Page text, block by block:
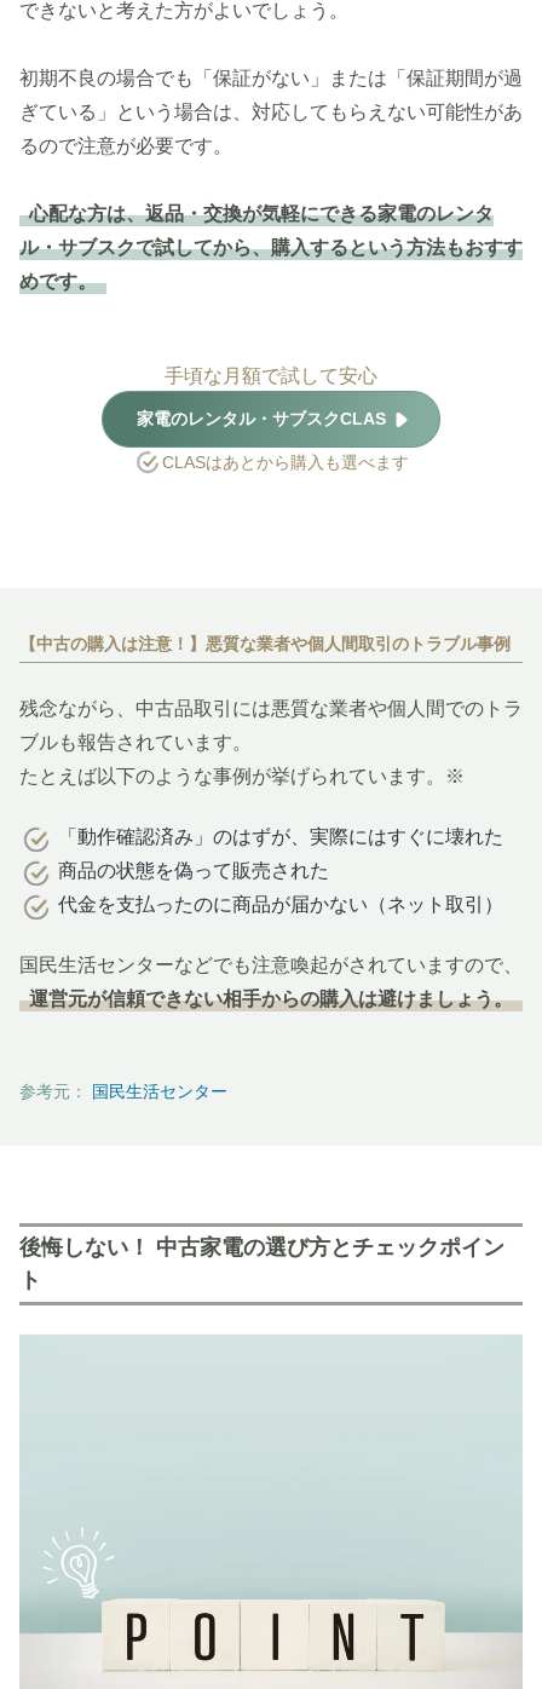
できないと考えた方がよいでしょう。
初期不良の場合でも「保証がない」または「保証期間が過
ぎている」という場合は、対応してもらえない可能性があ
るので注意が必要です。
心配な方は、返品・交換が気軽にできる家電のレンタ
ル・サブスクで試してから、購入するという方法もおすす
めです。
手頃な月額で試して安心
家電のレンタル・サブスクCLAS
CLASはあとから購入も選べます
【中古の購入は注意！】悪質な業者や個人間取引のトラブル事例
残念ながら、中古品取引には悪質な業者や個人間でのトラ
ブルも報告されています。
たとえば以下のような事例が挙げられています。※
「動作確認済み」のはずが、実際にはすぐに壊れた
商品の状態を偽って販売された
代金を支払ったのに商品が届かない（ネット取引）
国民生活センターなどでも注意喚起がされていますので、
運営元が信頼できない相手からの購入は避けましょう。
参考元： 国民生活センター
後悔しない！ 中古家電の選び方とチェックポイン
ト